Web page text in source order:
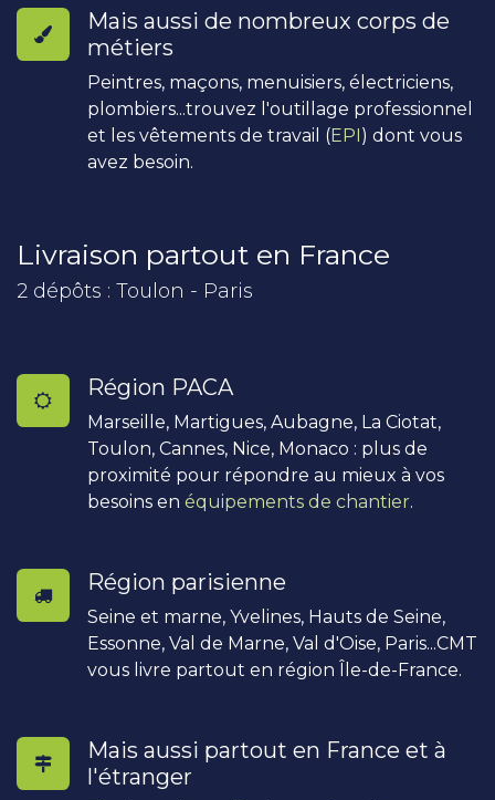
Mais aussi de nombreux corps de
métiers
Peintres, maçons, menuisiers, électriciens,
plombiers...trouvez l'outillage professionnel
et les vêtements de travail (EPI ) dont vous
avez besoin.
Livraison partout en France
2 dépôts : Toulon - Paris
Région PACA
Marseille, Martigues, Aubagne, La Ciotat,
Toulon, Cannes, Nice, Monaco : plus de
proximité pour répondre au mieux à vos
besoins en équipements de chantier.
Région parisienne
Seine et marne, Yvelines, Hauts de Seine,
Essonne, Val de Marne, Val d'Oise, Paris...CMT
vous livre partout en région Île-de-France.
Mais aussi partout en France et à
l'étranger